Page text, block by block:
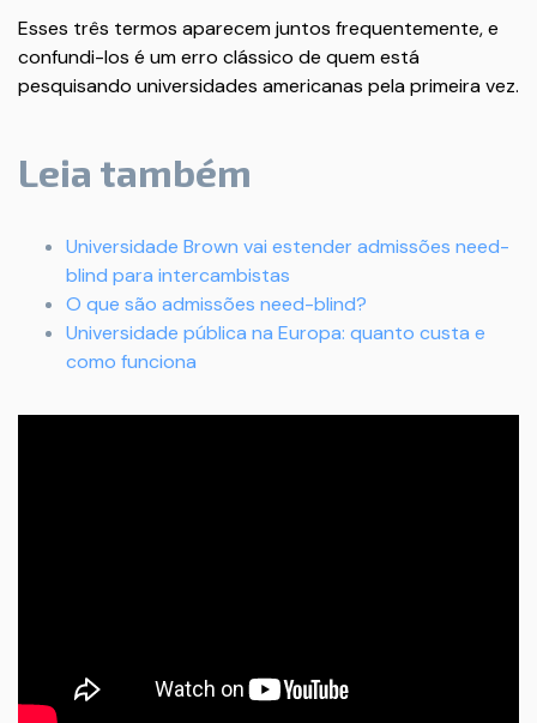
Esses três termos aparecem juntos frequentemente, e
confundi-los é um erro clássico de quem está
pesquisando universidades americanas pela primeira vez.
Leia também
Universidade Brown vai estender admissões need-
blind para intercambistas
O que são admissões need-blind?
Universidade pública na Europa: quanto custa e
como funciona